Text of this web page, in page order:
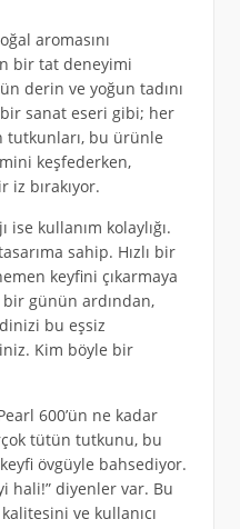
aromasını
bir tat deneyimi
derin ve yoğun tadını
sanat eseri gibi; her
tutkunları, bu ürünle
keşfederken,
bırakıyor.
kullanım kolaylığı.
sahip. Hızlı bir
keyfini çıkarmaya
günün ardından,
bu eşsiz
Kim böyle bir
600’ün ne kadar
tütün tutkunu, bu
övgüyle bahsediyor.
hali!” diyenler var. Bu
ve kullanıcı